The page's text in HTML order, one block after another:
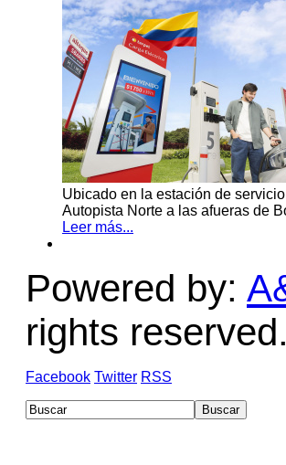
Ubicado en la estación de
Autopista Norte a las afueras de
Leer más...
Powered by:
rights reserved.
Facebook Twitter RSS